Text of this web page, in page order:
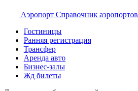
Аэропорт Справочник аэропортов
Гостиницы
Ранняя регистрация
Трансфер
Аренда авто
Бизнес-залы
Жд билеты